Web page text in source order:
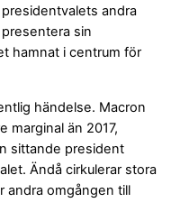
andra
sin
hamnat i centrum för
händelse. Macron
marginal än 2017,
sittande president
Ändå cirkulerar stora
andra omgången till